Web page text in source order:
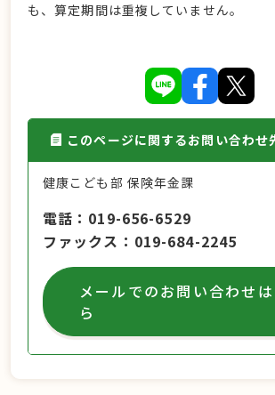
も、算定期間は重複していません。
このページに関するお問い合わせ
健康こども部 保険年金課
電話
019-656-6529
ファックス
019-684-2245
メールでのお問い合わせ
ら